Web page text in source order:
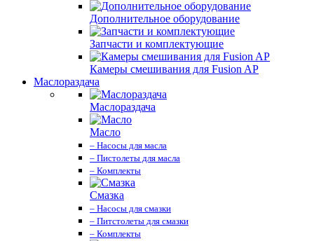
Дополнительное оборудование
Запчасти и комплектующие
Камеры смешивания для Fusion AP
Маслораздача
Маслораздача
Масло
– Насосы для масла
– Пистолеты для масла
– Комплекты
Смазка
– Насосы для смазки
– Питстолеты для смазки
– Комплекты